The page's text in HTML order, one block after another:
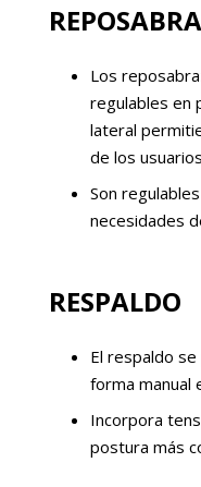
Los
regulables en
lateral
de los
Son
necesidades
RESPALDO
El respaldo
forma manual
Incorpora
postura más